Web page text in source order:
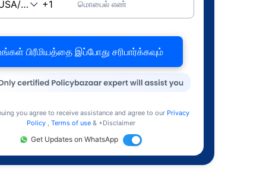
மொபைல் எண்
பிரீமியத்தை இப்போது சரிபார்க்கவும்
you agree to receive assistance and agree to our Privacy
Policy
Terms of use & +Disclaimer
Get Updates on WhatsApp